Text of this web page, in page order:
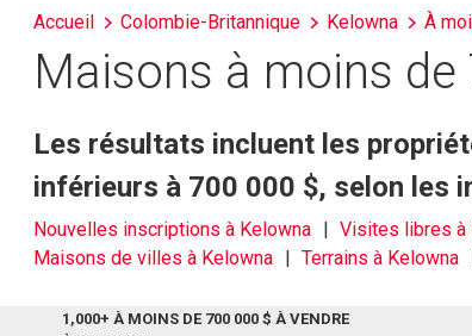
Accueil Colombie-Britannique Kelowna À
Maisons à moins de
Les résultats incluent les
inférieurs à 700 000 $, selon les
Nouvelles inscriptions à Kelowna Visites libres à
Maisons de villes à Kelowna
Terrains à Kelowna
1,000+ À MOINS DE 700 000 $ À VENDRE